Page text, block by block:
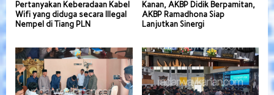
Pertanyakan Keberadaan Kabel
Wifi yang diduga secara Illegal
Nempel di Tiang PLN
Kanan, AKBP Didik Berpamitan,
AKBP Ramadhona Siap
Lanjutkan Sinergi